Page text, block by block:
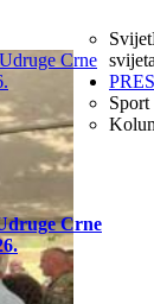
Crne
Svijet
svijeta
Sport